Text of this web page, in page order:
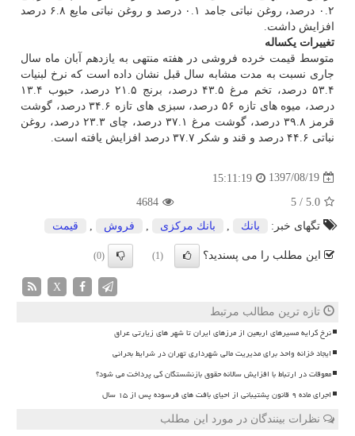
۰.۲ درصد، روغن نباتی جامد ۰.۱ درصد و روغن نباتی مایع ۶.۸ درصد
افزایش داشت.
تغییرات یكساله
متوسط قیمت خرده فروشی در هفته منتهی به یازدهم آبان ماه سال
جاری نسبت به مدت مشابه سال قبل نشان داده است كه نرخ لبنیات
۵۳.۴ درصد، تخم مرغ ۴۳.۵ درصد، برنج ۲۱.۵ درصد، حبوب ۱۳.۴
درصد، میوه های تازه ۵۶ درصد، سبزی های تازه ۳۴.۶ درصد، گوشت
قرمز ۳۹.۸ درصد، گوشت مرغ ۳۷.۱ درصد، چای ۲۳.۳ درصد، روغن
نباتی ۴۴.۶ درصد و قند و شكر ۳۷.۷ درصد افزایش یافته است.
1397/08/19
15:11:19
5.0
/
5
4684
تگهای خبر:
بانك بانك مركزی فروش قیمت
این مطلب را می پسندید؟ (1)
(0)
X
تازه ترین مطالب مرتبط
نرخ کرایه مسیرهای اربعین از مرزهای ایران تا شهر های زیارتی عراق
ایجاد خزانه واحد برای مدیریت مالی شهرداری تهران در شرایط بحرانی
معوقات در ارتباط با افزایش سالانه حقوق بازنشستگان کی پرداخت می شود؟
اجرای ماده ۹ قانون پشتیبانی از احیای بافت های فرسوده پس از ۱۵ سال
نظرات بینندگان در مورد این مطلب